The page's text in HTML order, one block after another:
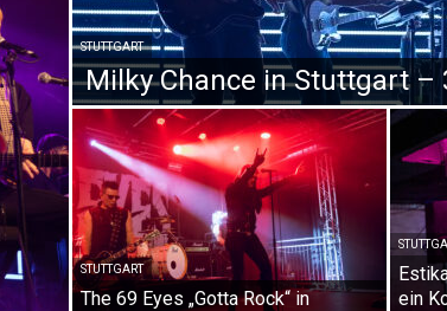
STUTTGART
Milky Chance in Stuttgart –
STUTTGART
The 69 Eyes „Gotta Rock“ in
ein